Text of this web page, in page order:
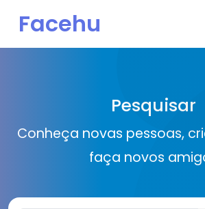
Facehu
Pesquisar
Conheça novas pessoas,
faça novos